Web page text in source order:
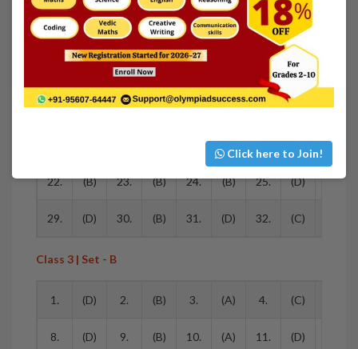
Class 2 | Set - B
2. (B) (C)
8. (A) 9. (B) 10. (A) 11. (C) 12.
(A) 18. (C) 19.
22. (B) 23. (B) 24. (B) 25. (D) 26.
29. (D) 30. (B) 31. (D) 32. (C)
Class 3 | Set - B
1. (D) 2. (B) 3. (A) 4. (C)
8. (D) 9. (B) 10. (A) 11. (D)
Click here to Join!